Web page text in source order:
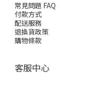
常見問題 FAQ
付款方式
配送服務
退換貨政策
購物條款
客服中心